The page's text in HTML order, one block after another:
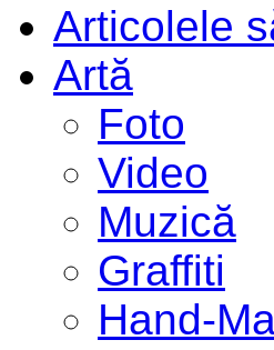
Articolele
Artă
Foto
Video
Muzică
Graffiti
Hand-